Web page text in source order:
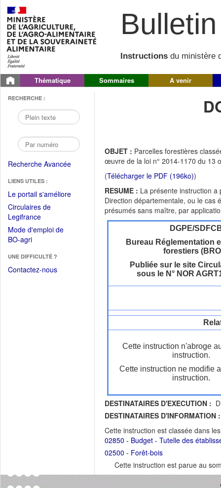
Instructions du ministère
Thématique Sommaires A venir
RECHERCHE :
Recherche Avancée
LIENS UTILES :
Le portail s'améliore(Fichier
Circulaires de
Legifrance(Ouvrir
dans
une
fenêtre)
Mode d'emploi de
BO-agri(Ouvrir
une
nouvelle
UNE DIFFICULTÉ ?
Contactez-nous
OBJET : Parcelles forestières
œuvre de la loi n° 2014-1170 du 13
(Télécharger le PDF (196ko))
RESUME : La présente instruction
Direction départementale, ou le cas
présumés sans maître, par
DGPE/
Bureau Réglementation
forestiers
Publiée sur le site
sous le N° NOR
Cette instruction n'abroge
instruction.
Cette instruction ne modifie
instruction.
DESTINATAIRES D'EXECUTION :
DESTINATAIRES D'INFORMATION :
Cette instruction est classée dans
02850 - Budget - Tutelle des
02500 - Forêt-bois
Cette instruction est parue au